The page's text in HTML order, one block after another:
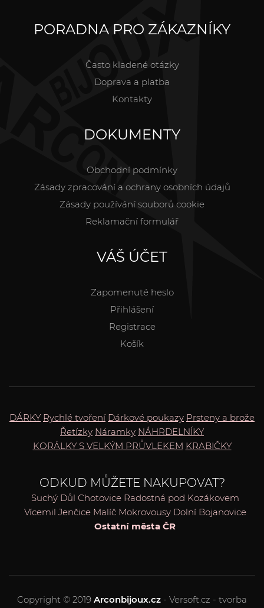
PORADNA PRO ZÁKAZNÍKY
Často kladené otázky
Doprava a platba
Kontakty
DOKUMENTY
Obchodní podmínky
Zásady zpracování a ochrany osobních údajů
Zásady používání souborů cookie
Reklamační formulář
VÁŠ ÚČET
Zapomenuté heslo
Přihlášení
Registrace
Košík
DÁRKY Rychlé tvoření Dárkové poukazy Prsteny a brože
Řetízky Náramky NÁHRDELNÍKY
KORÁLKY S VELKÝM PRŮVLEKEM KRABIČKY
ODKUD MŮŽETE NAKUPOVAT?
Suchý Důl Chotovice Radostná pod Kozákovem
Vícemil Jenčice Malíč Mokrovousy Dolní Bojanovice
Ostatní města ČR
Copyright © 2019 Arconbijoux.cz - Versoft.cz - tvorba